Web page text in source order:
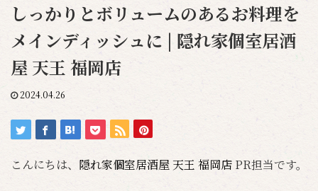
しっかりとボリュームのあるお料理を
メインディッシュに | 隠れ家個室居酒
屋 天王 福岡店
2024.04.26
こんにちは、 隠れ家個室居酒屋 天王 福岡店 PR担当です。